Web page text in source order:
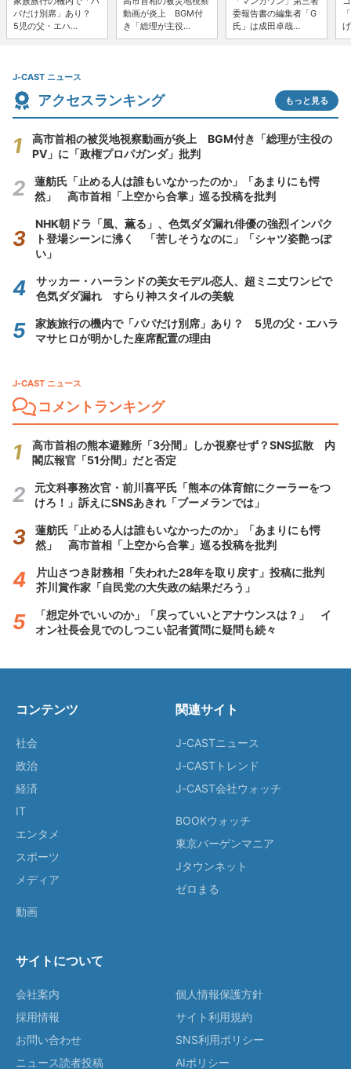
パだけ別席」あり？
5児の父・エハ...
動画が炎上 BGM付
き「総理が主役...
委報告書の編集者「G
氏」は成田卓哉...
J-CAST ニュース
アクセスランキング もっと見る
高市首相の被災地視察動画が炎上 BGM付き「総理が主役の
PV」に「政権プロパガンダ」批判
蓮舫氏「止める人は誰もいなかったのか」「あまりにも愕
然」 高市首相「上空から合掌」巡る投稿を批判
NHK朝ドラ「風、薫る」、色気ダダ漏れ俳優の強烈インパク
ト登場シーンに沸く 「苦しそうなのに」「シャツ姿艶っぽ
い」
サッカー・ハーランドの美女モデル恋人、超ミニ丈ワンピで
色気ダダ漏れ すらり神スタイルの美貌
家族旅行の機内で「パパだけ別席」あり？ 5児の父・エハラ
マサヒロが明かした座席配置の理由
J-CAST ニュース
コメントランキング
高市首相の熊本避難所「3分間」しか視察せず？SNS拡散 内
閣広報官「51分間」だと否定
元文科事務次官・前川喜平氏「熊本の体育館にクーラーをつ
けろ！」訴えにSNSあきれ「ブーメランでは」
蓮舫氏「止める人は誰もいなかったのか」「あまりにも愕
然」 高市首相「上空から合掌」巡る投稿を批判
片山さつき財務相「失われた28年を取り戻す」投稿に批判
芥川賞作家「自民党の大失政の結果だろう」
「想定外でいいのか」「戻っていいとアナウンスは？」 イ
オン社長会見でのしつこい記者質問に疑問も続々
コンテンツ
社会
政治
経済
IT
エンタメ
スポーツ
メディア
動画
関連サイト
J-CASTニュース
J-CASTトレンド
J-CAST会社ウォッチ
BOOKウォッチ
東京バーゲンマニア
Jタウンネット
ゼロまる
サイトについて
会社案内
採用情報
お問い合わせ
ニュース読者投稿
個人情報保護方針
サイト利用規約
SNS利用ポリシー
AIポリシー